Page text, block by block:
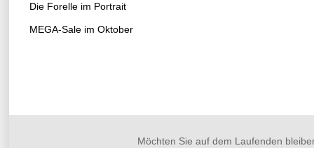
Die Forelle im Portrait
MEGA-Sale im Oktober
Möchten Sie auf dem Laufenden